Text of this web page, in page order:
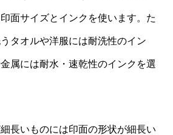
面サイズとインクを使います。た
タオルや洋服には耐洗性のイン
属には耐水・速乾性のインクを選
長いものには印面の形状が細長い